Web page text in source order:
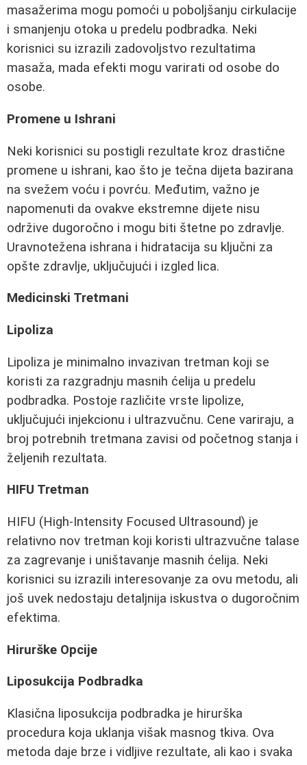
masažerima mogu pomoći u poboljšanju cirkulacije
i smanjenju otoka u predelu podbradka. Neki
korisnici su izrazili zadovoljstvo rezultatima
masaža, mada efekti mogu varirati od osobe do
osobe.
Promene u Ishrani
Neki korisnici su postigli rezultate kroz drastične
promene u ishrani, kao što je tečna dijeta bazirana
na svežem voću i povrću. Međutim, važno je
napomenuti da ovakve ekstremne dijete nisu
održive dugoročno i mogu biti štetne po zdravlje.
Uravnotežena ishrana i hidratacija su ključni za
opšte zdravlje, uključujući i izgled lica.
Medicinski Tretmani
Lipoliza
Lipoliza je minimalno invazivan tretman koji se
koristi za razgradnju masnih ćelija u predelu
podbradka. Postoje različite vrste lipolize,
uključujući injekcionu i ultrazvučnu. Cene variraju, a
broj potrebnih tretmana zavisi od početnog stanja i
željenih rezultata.
HIFU Tretman
HIFU (High-Intensity Focused Ultrasound) je
relativno nov tretman koji koristi ultrazvučne talase
za zagrevanje i uništavanje masnih ćelija. Neki
korisnici su izrazili interesovanje za ovu metodu, ali
još uvek nedostaju detaljnija iskustva o dugoročnim
efektima.
Hirurške Opcije
Liposukcija Podbradka
Klasična liposukcija podbradka je hirurška
procedura koja uklanja višak masnog tkiva. Ova
metoda daje brze i vidljive rezultate, ali kao i svaka